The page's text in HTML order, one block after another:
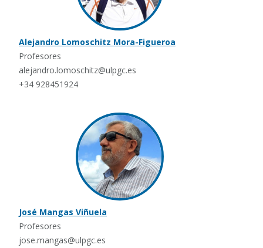
Alejandro Lomoschitz Mora-Figueroa
Profesores
alejandro.lomoschitz@ulpgc.es
+34 928451924
José Mangas Viñuela
Profesores
jose.mangas@ulpgc.es